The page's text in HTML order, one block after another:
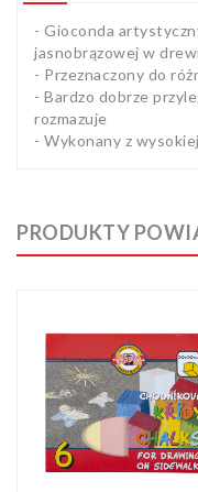
Artykuły
biurowe
Pozostałe
- Gioconda
jasnobrązowej w
- Przeznaczony do
- Bardzo dobrze
rozmazuje
- Wykonany z
PRODUKTY